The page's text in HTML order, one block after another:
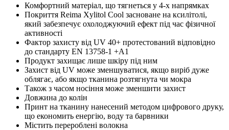
Комфортний матеріал, що тягнеться у 4-х напрямках
Покриття Reima Xylitol Cool засноване на ксилітолі,
який забезпечує охолоджуючий ефект під час фізичної
активності
Фактор захисту від UV 40+ протестований відповідно
до стандарту EN 13758-1 +A1
Продукт захищає лише шкіру під ним
Захист від UV може зменшуватися, якщо виріб дуже
облягає, або якщо тканина розтягнута чи мокра
Також з часом носіння може зменшити захист
Довжина до колін
Принт на тканину нанесений методом цифрового друку,
що економить енергію, воду та барвники
Містить перероблені волокна